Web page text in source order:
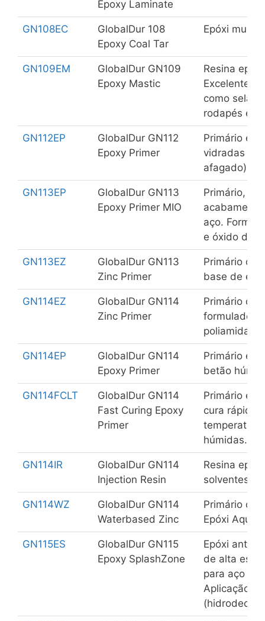
Epoxy Laminate
GN108EC
GlobalDur 108
Epoxy Coal Tar
Epóxi
GN109EM
GlobalDur GN109
Epoxy Mastic
Resina
Excelente
como
rodapés e
GN112EP
GlobalDur GN112
Epoxy Primer
Primário
vidradas
afagado)
GN113EP
GlobalDur GN113
Epoxy Primer MIO
Primário,
aço.
e óxido de
GN113EZ
GlobalDur GN113
Zinc Primer
Primário de
base de
GN114EZ
GlobalDur GN114
Zinc Primer
Primário de
formulado á
poliamida.
GN114EP
GlobalDur GN114
Epoxy Primer
Primário
betão
GN114FCLT
GlobalDur GN114
Fast Curing Epoxy
Primer
Primário
cura rápida
húmidas.
GN114IR
GlobalDur GN114
Injection Resin
Resina
solventes
GN114WZ
GlobalDur GN114
Waterbased Zinc
Primário de
Epóxi
GN115ES
GlobalDur GN115
Epoxy SplashZone
Epóxi
de alta
para aço a
Aplicação